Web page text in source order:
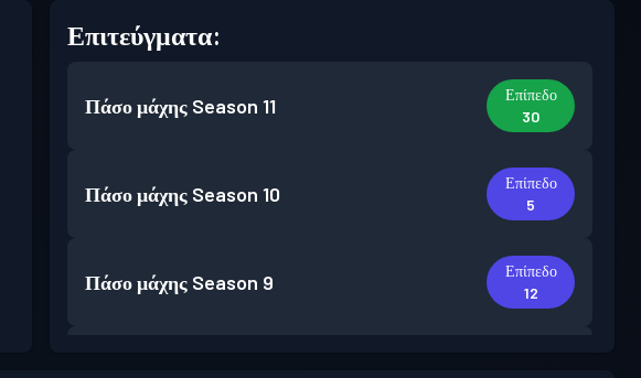
Επιτεύγματα:
Πάσο μάχης Season 11
Επίπεδο
30
Πάσο μάχης Season 10
Επίπεδο
5
Πάσο μάχης Season 9
Επίπεδο
12